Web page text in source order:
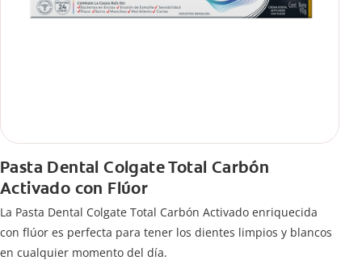
Pasta Dental Colgate Total Carbón
Activado con Flúor
La Pasta Dental Colgate Total Carbón Activado enriquecida
con flúor es perfecta para tener los dientes limpios y blancos
en cualquier momento del día.